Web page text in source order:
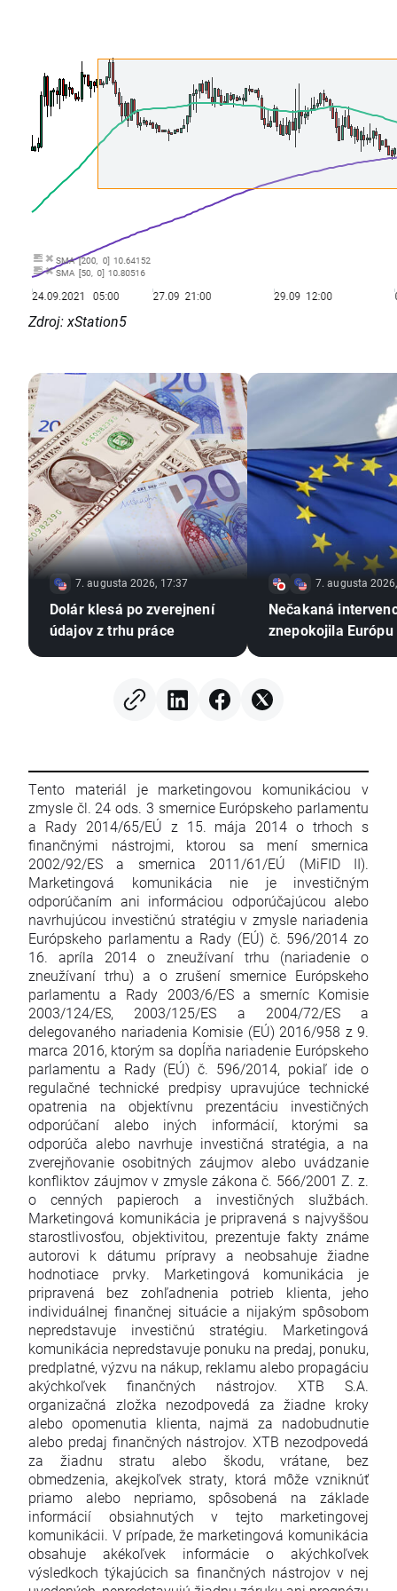
Zdroj: xStation5
7. augusta 2026, 17:37
Dolár klesá po zverejnení
údajov z trhu práce
7. augusta
Nečakaná
znepokojila
Tento materiál je marketingovou komunikáciou v
zmysle čl. 24 ods. 3 smernice Európskeho parlamentu
a Rady 2014/65/EÚ z 15. mája 2014 o trhoch s
finančnými nástrojmi, ktorou sa mení smernica
2002/92/ES a smernica 2011/61/EÚ (MiFID II).
Marketingová komunikácia nie je investičným
odporúčaním ani informáciou odporúčajúcou alebo
navrhujúcou investičnú stratégiu v zmysle nariadenia
Európskeho parlamentu a Rady (EÚ) č. 596/2014 zo
16. apríla 2014 o zneužívaní trhu (nariadenie o
zneužívaní trhu) a o zrušení smernice Európskeho
parlamentu a Rady 2003/6/ES a smerníc Komisie
2003/124/ES, 2003/125/ES a 2004/72/ES a
delegovaného nariadenia Komisie (EÚ) 2016/958 z 9.
marca 2016, ktorým sa dopĺňa nariadenie Európskeho
parlamentu a Rady (EÚ) č. 596/2014, pokiaľ ide o
regulačné technické predpisy upravujúce technické
opatrenia na objektívnu prezentáciu investičných
odporúčaní alebo iných informácií, ktorými sa
odporúča alebo navrhuje investičná stratégia, a na
zverejňovanie osobitných záujmov alebo uvádzanie
konfliktov záujmov v zmysle zákona č. 566/2001 Z. z.
o cenných papieroch a investičných službách.
Marketingová komunikácia je pripravená s najvyššou
starostlivosťou, objektivitou, prezentuje fakty známe
autorovi k dátumu prípravy a neobsahuje žiadne
hodnotiace prvky. Marketingová komunikácia je
pripravená bez zohľadnenia potrieb klienta, jeho
individuálnej finančnej situácie a nijakým spôsobom
nepredstavuje investičnú stratégiu. Marketingová
komunikácia nepredstavuje ponuku na predaj, ponuku,
predplatné, výzvu na nákup, reklamu alebo propagáciu
akýchkoľvek finančných nástrojov. XTB S.A.
organizačná zložka nezodpovedá za žiadne kroky
alebo opomenutia klienta, najmä za nadobudnutie
alebo predaj finančných nástrojov. XTB nezodpovedá
za žiadnu stratu alebo škodu, vrátane, bez
obmedzenia, akejkoľvek straty, ktorá môže vzniknúť
priamo alebo nepriamo, spôsobená na základe
informácií obsiahnutých v tejto marketingovej
komunikácii. V prípade, že marketingová komunikácia
obsahuje akékoľvek informácie o akýchkoľvek
výsledkoch týkajúcich sa finančných nástrojov v nej